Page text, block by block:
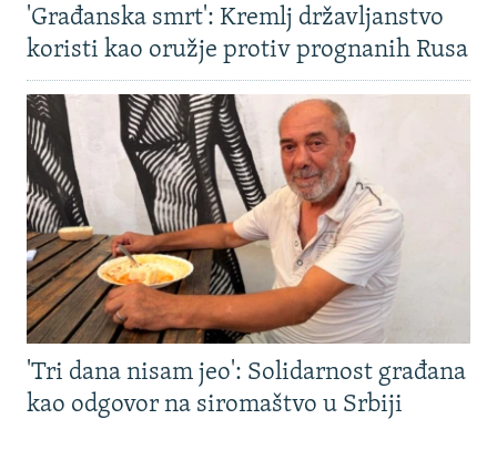
'Građanska smrt': Kremlj državljanstvo
koristi kao oružje protiv prognanih Rusa
'Tri dana nisam jeo': Solidarnost građana
kao odgovor na siromaštvo u Srbiji